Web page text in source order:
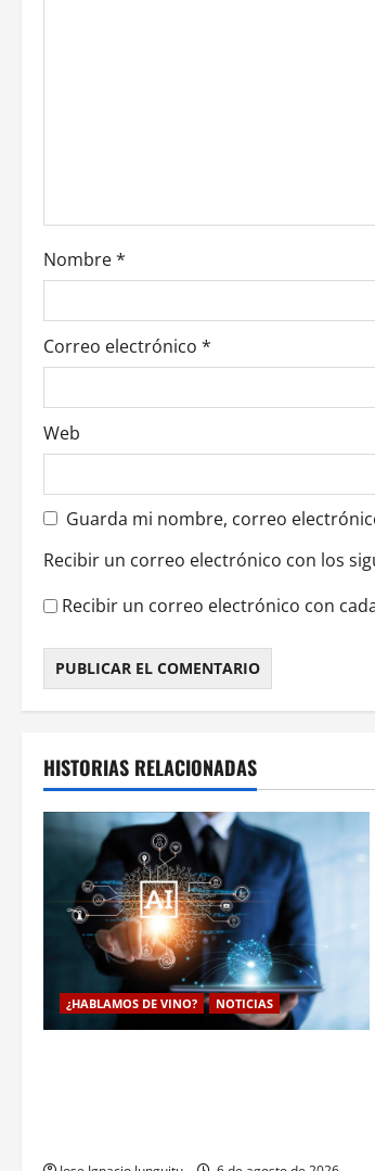
n
t
r
a
d
s
Nombre*
Correo electrónico *
Web
Guarda mi nombre, correo
Recibir un correo electrónico con los
Recibir un correo electrónico con
HISTORIAS RELACIONADAS
¿HABLAMOS DE VINO? NOTICIAS